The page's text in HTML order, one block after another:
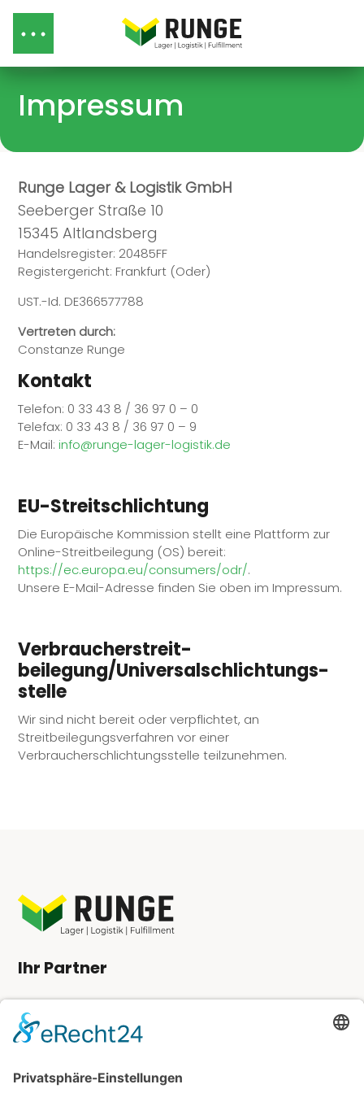
Impressum
Runge Lager & Logistik GmbH
Seeberger Straße 10
15345 Altlandsberg
Handelsregister: 20485FF
Registergericht: Frankfurt (Oder)
UST.-Id. DE366577788
Vertreten durch:
Constanze Runge
Kontakt
Telefon: 0 33 43 8 / 36 97 0 – 0
Telefax: 0 33 43 8 / 36 97 0 – 9
E-Mail:info@runge-lager-logistik.de
EU-Streitschlichtung
Die Europäische Kommission stellt eine Plattform zur
Online-Streitbeilegung (OS) bereit:
https://ec.europa.eu/consumers/odr/.
Unsere E-Mail-Adresse finden Sie oben im Impressum.
Verbraucher­streit­
beilegung/Universal­schlichtungs­
stelle
Wir sind nicht bereit oder verpflichtet, an
Streitbeilegungsverfahren vor einer
Verbraucherschlichtungsstelle teilzunehmen.
Ihr Partner
Angebot anfordern
Kundenlogin
Kontakt